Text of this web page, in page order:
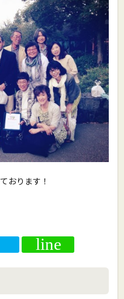
おります！